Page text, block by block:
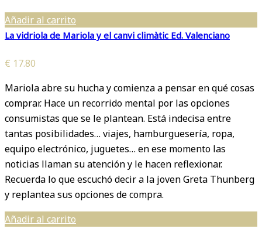
Añadir al carrito
La vidriola de Mariola y el canvi climàtic Ed. Valenciano
€ 17.80
Mariola abre su hucha y comienza a pensar en qué cosas
comprar. Hace un recorrido mental por las opciones
consumistas que se le plantean. Está indecisa entre
tantas posibilidades… viajes, hamburguesería, ropa,
equipo electrónico, juguetes… en ese momento las
noticias llaman su atención y le hacen reflexionar.
Recuerda lo que escuchó decir a la joven Greta Thunberg
y replantea sus opciones de compra.
Añadir al carrito